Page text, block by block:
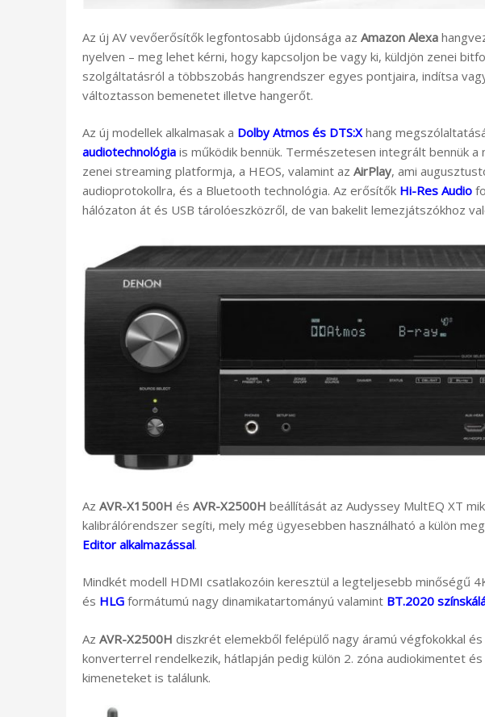
Az új AV vevőerősítők legfontosabb újdonsága az Amazon Alexa
nyelven – meg lehet kérni, hogy kapcsoljon be vagy ki, küldjön zenei
szolgáltatásról a többszobás hangrendszer egyes pontjaira, indítsa
változtasson bemenetet illetve hangerőt.
Az új modellek alkalmasak a Dolby Atmos és DTS:Xhang
audiotechnológia is működik bennük. Természetesen integrált bennük
zenei streaming platformja, a HEOS, valamint az AirPlay, ami
audioprotokollra, és a Bluetooth technológia. Az erősítők Hi-Res Audio
hálózaton át és USB tárolóeszközről, de van bakelit lemezjátszókhoz
Az AVR-X1500H és AVR-X2500H beállítását az Audyssey MultEQ XT
kalibrálórendszer segíti, mely még ügyesebben használható a külön
Editor alkalmazással.
Mindkét modell HDMI csatlakozóin keresztül a legteljesebb minőségű
és HLG formátumú nagy dinamikatartományú valamint BT.2020
Az AVR-X2500H diszkrét elemekből felépülő nagy áramú végfokokkal
konverterrel rendelkezik, hátlapján pedig külön 2. zóna audiokimentet
kimeneteket is találunk.